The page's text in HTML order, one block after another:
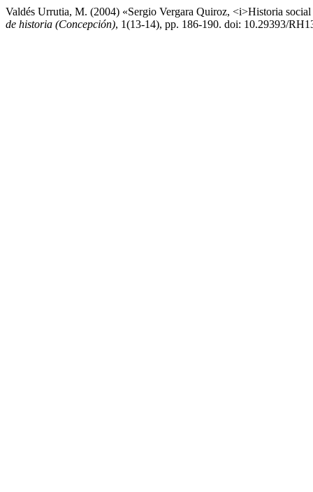
Valdés Urrutia, M. (2004) «Sergio Vergara Quiroz, <i>Historia
de historia (Concepción), 1(13-14), pp. 186-190. doi: 10.29393/